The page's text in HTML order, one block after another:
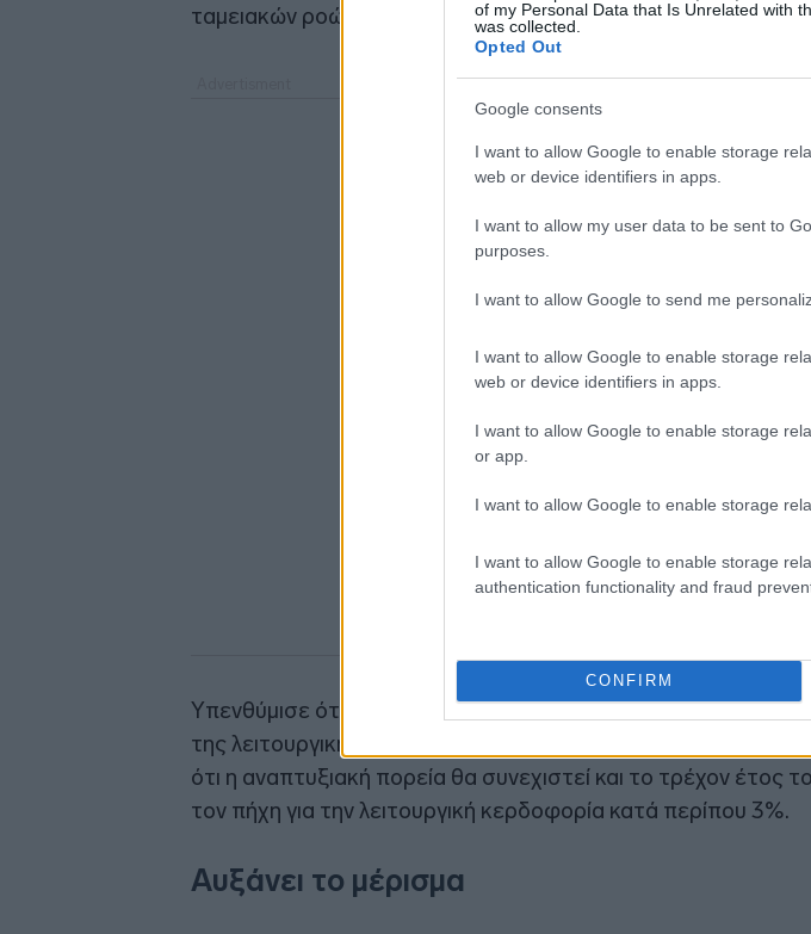
of my Personal Data that Is Unrelated with
was collected.
Opted Out
Google consents
I want to allow Google to enable storage
web or device identifiers in apps.
I want to allow my user data to be sent to
purposes.
I want to allow Google to send me
I want to allow Google to enable storage
web or device identifiers in apps.
I want to allow Google to enable storage
or app.
I want to allow Google to enable storage
I want to allow Google to enable storage
authentication functionality and fraud
CONFIRM
ταμειακών ροών και στην περαιτέρω εστίαση στις βασικές
Υπενθύμισε ότι ο όμιλος κατέγραψεαύξηση εσόδων κατά
της λειτουργικής κερδοφορίας (EBITDA) κατά 2%, με τη
ότι η αναπτυξιακή πορεία θα συνεχιστεί και το τρέχον έτος
τον πήχη για την λειτουργική κερδοφορία κατά περίπου 3%.
Αυξάνει το μέρισμα